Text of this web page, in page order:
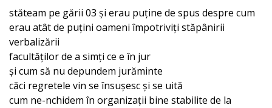
stăteam pe gării 03 și erau puține de spus despre cum
erau atât de puțini oameni împotriviți stăpânirii
verbalizării
facultăților de a simți ce e în jur
și cum să nu depundem jurăminte
căci regretele vin se însușesc și se uită
cum ne-nchidem în organizații bine stabilite de la